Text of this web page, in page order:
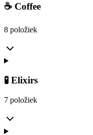
☕ Coffee
8 položiek
🧪 Elixirs
7 položiek